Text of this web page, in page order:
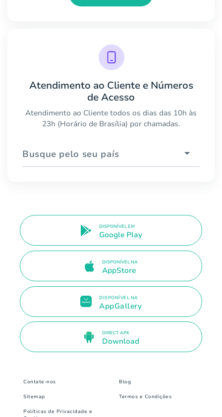
Atendimento ao Cliente e Números
de Acesso
Atendimento ao Cliente todos os dias das 10h às
23h (Horário de Brasília) por chamadas.
Busque pelo seu país
DISPONÍVEL EM
Google Play
DISPONÍVEL NA
AppStore
DISPONÍVEL NA
AppGallery
DIRECT APK
Download
Contate-nos Blog
Sitemap Termos e Condições
Políticas de Privacidade e